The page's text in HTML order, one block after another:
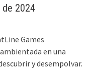
de 2024
Games
en una
y desempolvar.